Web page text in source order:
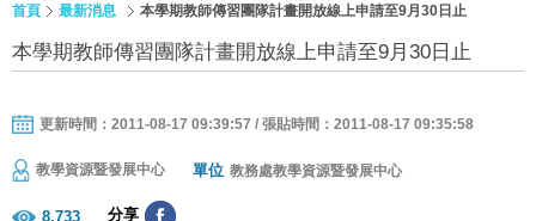
首頁 最新消息 本學期教師傳習團隊計畫開放線上申請至9月30日止
本學期教師傳習團隊計畫開放線上申請至9月30日止
更新時間：2011-08-17 09:39:57 / 張貼時間：2011-08-17 09:35:58
教學資源暨發展中心 單位 教務處教學資源暨發展中心
8,733 分享